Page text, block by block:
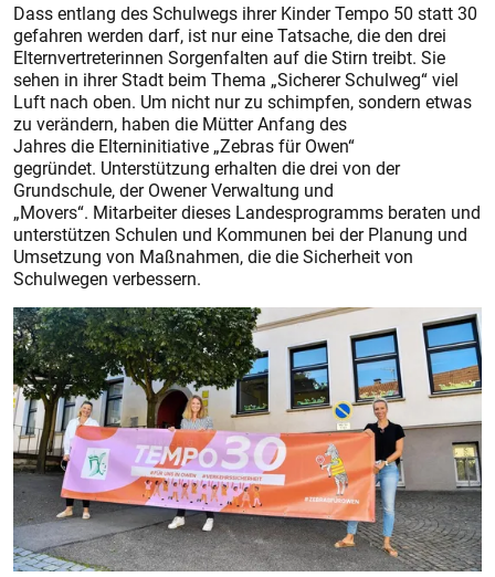
Dass entlang des Schulwegs ihrer Kinder Tempo 50 statt 30
gefahren werden darf, ist nur eine Tatsache, die den drei
Elternvertreterinnen Sorgenfalten auf die Stirn treibt. Sie
sehen in ihrer Stadt beim Thema „Sicherer Schulweg“ viel
Luft nach oben. Um nicht nur zu schimpfen, sondern etwas
zu verändern, haben die Mütter Anfang des
Jahres die Elterninitiative „Zebras für Owen“
gegründet. Unterstützung erhalten die drei von der
Grundschule, der Owener Verwaltung und
„Movers“. Mitarbeiter dieses Landes­programms beraten und
unterstützen Schulen und Kommunen bei der Planung und
Umsetzung von Maßnahmen, die die Sicherheit von
Schulwegen verbessern.